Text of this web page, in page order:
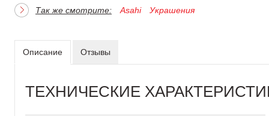
Так же смотрите: Asahi Украшения
Описание Отзывы
ТЕХНИЧЕСКИЕ